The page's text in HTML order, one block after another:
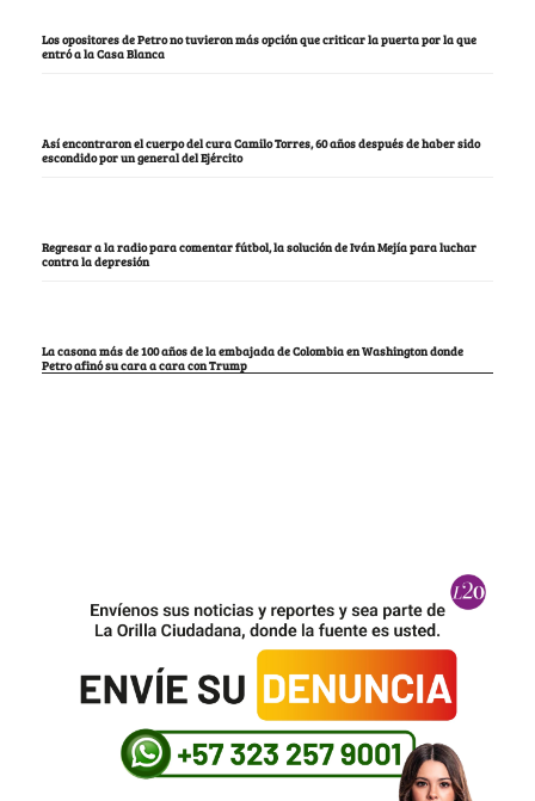
Los opositores de Petro no tuvieron más opción que criticar la puerta por la que
entró a la Casa Blanca
Así encontraron el cuerpo del cura Camilo Torres, 60 años después de haber sido
escondido por un general del Ejército
Regresar a la radio para comentar fútbol, la solución de Iván Mejía para luchar
contra la depresión
La casona más de 100 años de la embajada de Colombia en Washington donde
Petro afinó su cara a cara con Trump